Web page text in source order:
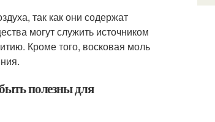
так как они содержат
могут служить источником
Кроме того, восковая моль
полезны для